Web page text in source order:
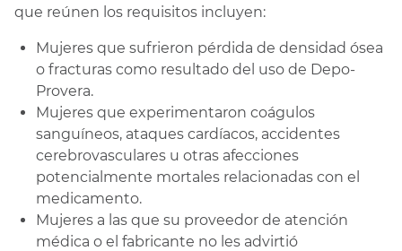
que reúnen los requisitos incluyen:
Mujeres que sufrieron pérdida de densidad ósea
o fracturas como resultado del uso de Depo-
Provera.
Mujeres que experimentaron coágulos
sanguíneos, ataques cardíacos, accidentes
cerebrovasculares u otras afecciones
potencialmente mortales relacionadas con el
medicamento.
Mujeres a las que su proveedor de atención
médica o el fabricante no les advirtió